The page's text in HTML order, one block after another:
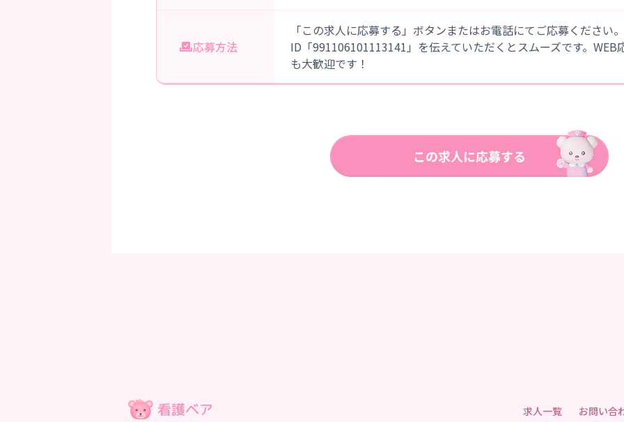
応募方法
「この求人に応募する」ボタンまたはお電話にてご応募ください
ID「991106101113141」を伝えていただくとスムーズです。WEB
も大歓迎です！
求人一覧 お問い合